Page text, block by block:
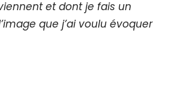
et dont je fais un
que j’ai voulu évoquer